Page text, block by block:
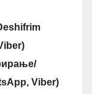
Viber)